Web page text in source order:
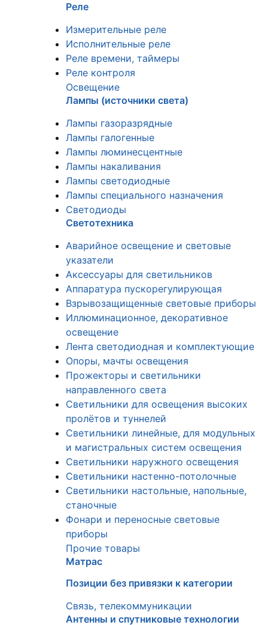
Реле
Измерительные реле
Исполнительные реле
Реле времени, таймеры
Реле контроля
Освещение
Лампы (источники света)
Лампы газоразрядные
Лампы галогенные
Лампы люминесцентные
Лампы накаливания
Лампы светодиодные
Лампы специального назначения
Светодиоды
Светотехника
Аварийное освещение и световые
указатели
Аксессуары для светильников
Аппаратура пускорегулирующая
Взрывозащищенные световые приборы
Иллюминационное, декоративное
освещение
Лента светодиодная и комплектующие
Опоры, мачты освещения
Прожекторы и светильники
направленного света
Светильники для освещения высоких
пролётов и туннелей
Светильники линейные, для модульных
и магистральных систем освещения
Светильники наружного освещения
Светильники настенно-потолочные
Светильники настольные, напольные,
станочные
Фонари и переносные световые
приборы
Прочие товары
Матрас
Позиции без привязки к категории
Связь, телекоммуникации
Антенны и спутниковые технологии